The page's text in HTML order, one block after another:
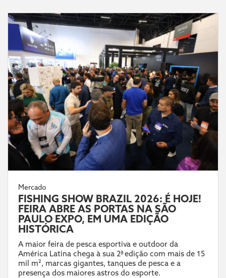
Mercado
FISHING SHOW BRAZIL 2026: É HOJE!
FEIRA ABRE AS PORTAS NA SÃO
PAULO EXPO, EM UMA EDIÇÃO
HISTÓRICA
A maior feira de pesca esportiva e outdoor da
América Latina chega à sua 2ª edição com mais de 15
mil m², marcas gigantes, tanques de pesca e a
presença dos maiores astros do esporte.